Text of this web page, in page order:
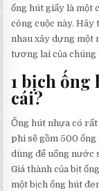
ống hút giấy là một
công cuộc này.
nhau xây dựng một
tương lai của chúng
1 bịch ống
cái?
Ống hút nhựa có
phi sẽ gồm 500
dùng để uống nước
Giá thành của bịt
một bịch ống hút